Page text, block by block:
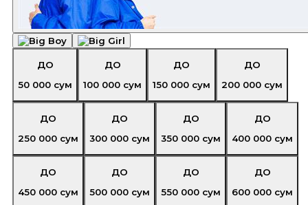
ДО
50 000 сум
ДО
100 000 сум
ДО
150 000 сум
ДО
200 000 сум
ДО
250 000 сум
ДО
300 000 сум
ДО
350 000 сум
ДО
400 000 сум
ДО
450 000 сум
ДО
500 000 сум
ДО
550 000 сум
ДО
600 000 сум